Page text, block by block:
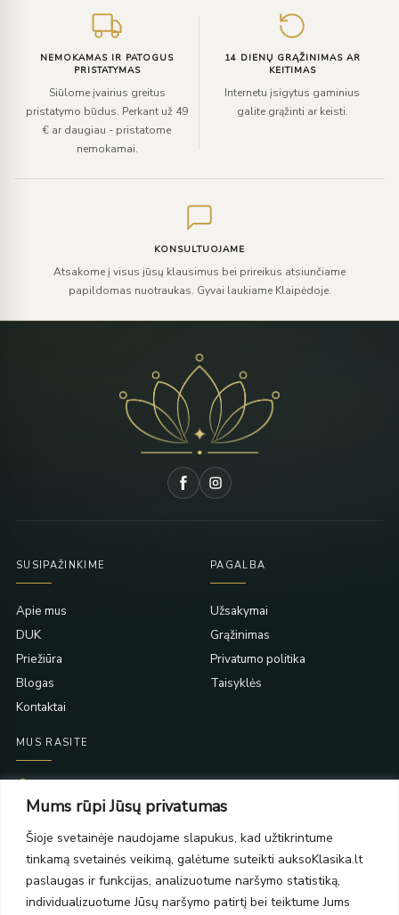
Mums rūpi Jūsų privatumas
Šioje svetainėje naudojame slapukus, kad užtikrintume
tinkamą svetainės veikimą, galėtume suteikti auksoKlasika.lt
paslaugas ir funkcijas, analizuotume naršymo statistiką,
individualizuotume Jūsų naršymo patirtį bei teiktume Jums
NEMOKAMAS IR PATOGUS
PRISTATYMAS
Siūlome įvairius greitus
pristatymo būdus. Perkant už 49
€ ar daugiau - pristatome
nemokamai.
14 DIENŲ GRĄŽINIMAS AR
KEITIMAS
Internetu įsigytus gaminius
galite grąžinti ar keisti.
KONSULTUOJAME
Atsakome į visus jūsų klausimus bei prireikus atsiunčiame
papildomas nuotraukas. Gyvai laukiame Klaipėdoje.
SUSIPAŽINKIME
Apie mus
DUK
Priežiūra
Blogas
Kontaktai
PAGALBA
Užsakymai
Grąžinimas
Privatumo politika
Taisyklės
MUS RASITE
PC Molas, Klaipėda
PC BIG 2, Klaipėda
Šilutės pl. 35
PC Banginis, Klaipėda
NAUJIENLAIŠKIS